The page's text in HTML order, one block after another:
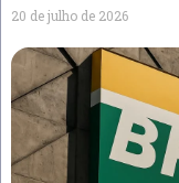
20 de julho de 2026